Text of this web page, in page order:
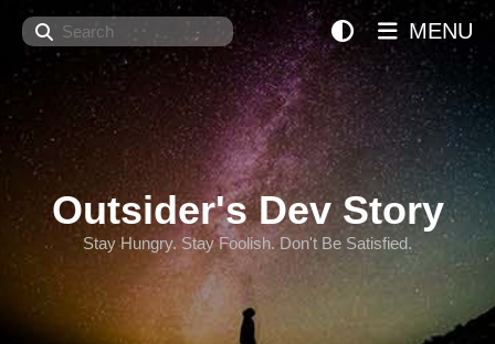
Search
Outsider's Dev Story
Stay Hungry. Stay Foolish. Don't Be Satisfied.
MENU